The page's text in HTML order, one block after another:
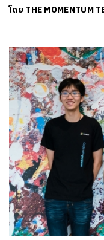
โดย THE MOMENTUM